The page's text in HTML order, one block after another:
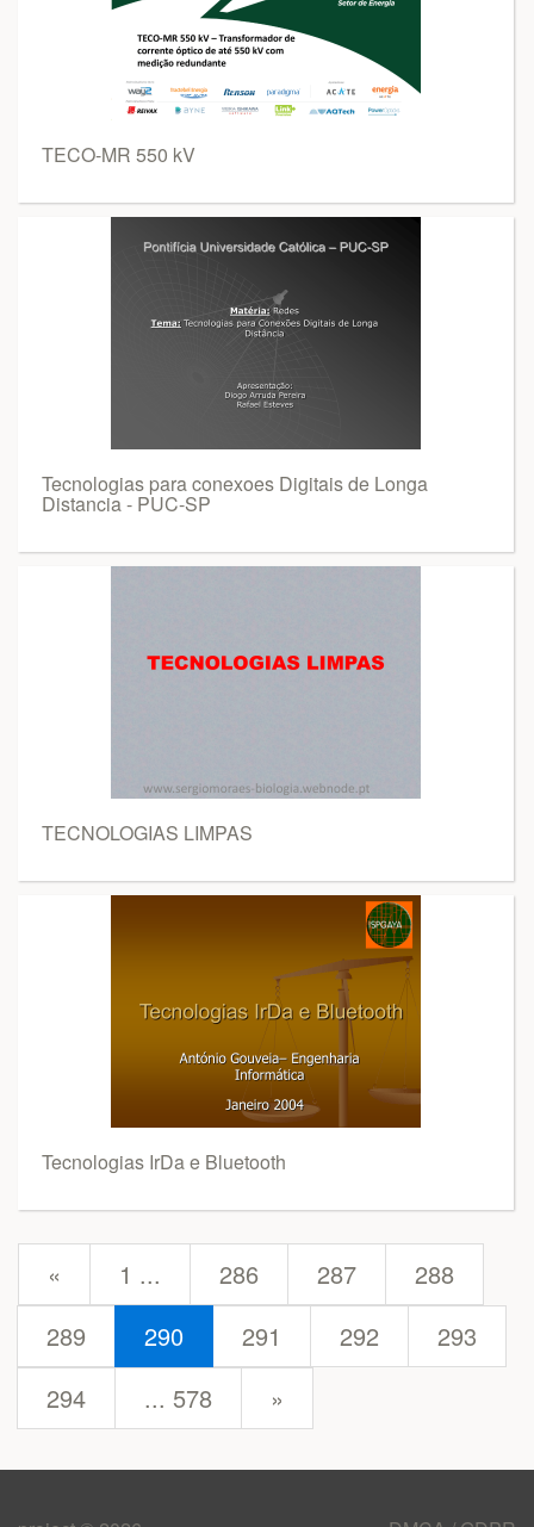
TECO-MR 550 kV
Tecnologias para conexoes Digitais de Longa
Distancia - PUC-SP
TECNOLOGIAS LIMPAS
Tecnologias IrDa e Bluetooth
« 1 ... 286 287
288
289
290 291 292
293
294
... 578 »